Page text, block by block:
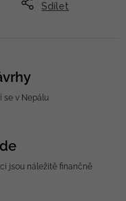
Sdílet
se v Nepálu
jsou náležitě finančně